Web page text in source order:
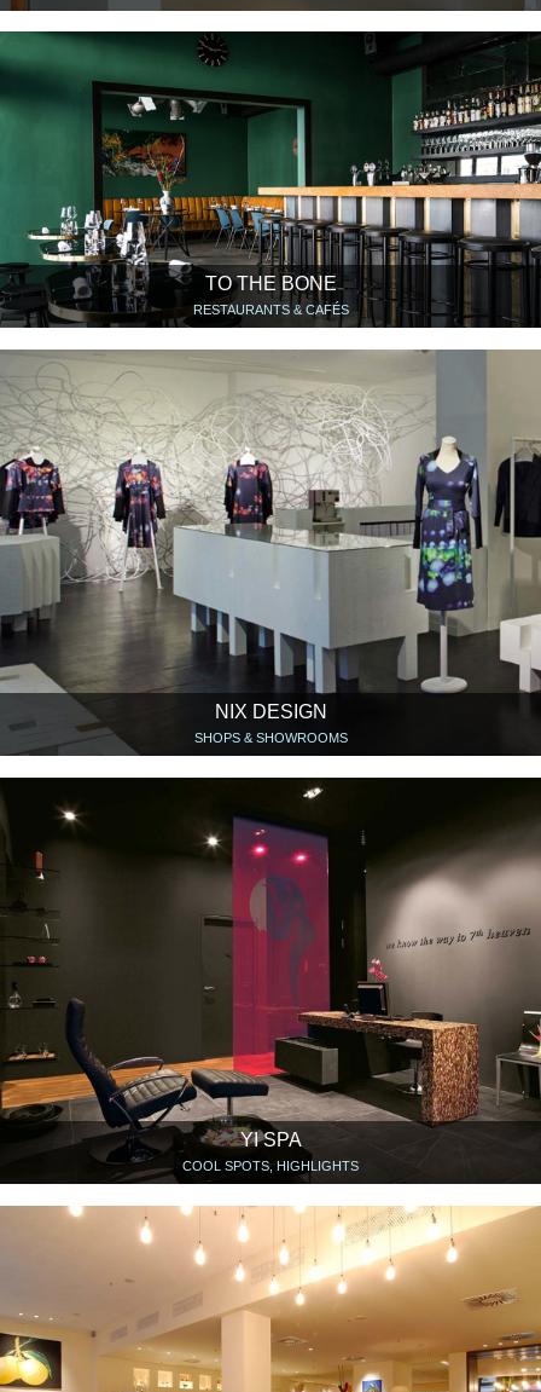
TO THE BONE
RESTAURANTS & CAFÉS
NIX DESIGN
SHOPS & SHOWROOMS
YI SPA
COOL SPOTS, HIGHLIGHTS